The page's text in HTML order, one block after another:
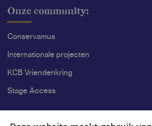
Onze community:
Conservamus
Internationale projecten
KCB Vriendenkring
Stage Access